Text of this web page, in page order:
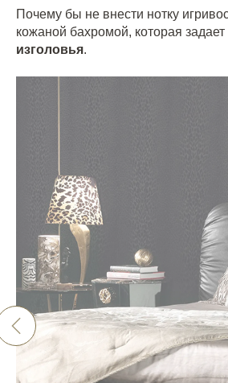
Почему бы не внести нотку
кожаной бахромой, которая
изголовья.